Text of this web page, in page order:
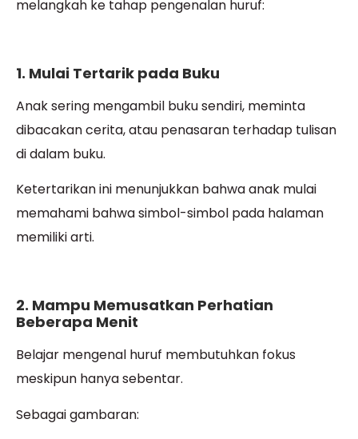
melangkah ke tahap pengenalan huruf:
1. Mulai Tertarik pada Buku
Anak sering mengambil buku sendiri, meminta
dibacakan cerita, atau penasaran terhadap tulisan
di dalam buku.
Ketertarikan ini menunjukkan bahwa anak mulai
memahami bahwa simbol-simbol pada halaman
memiliki arti.
2. Mampu Memusatkan Perhatian
Beberapa Menit
Belajar mengenal huruf membutuhkan fokus
meskipun hanya sebentar.
Sebagai gambaran: